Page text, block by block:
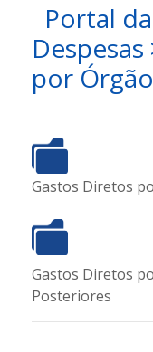
Portal
por Órgão
Gastos Diretos
Gastos Diretos
Posteriores